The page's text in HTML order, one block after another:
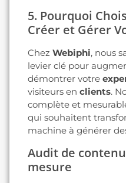
5. Pourquoi
Créer et Gérer
Chez Webiphi, nous
levier clé pour
démontrer votre
visiteurs en clients.
complète et
qui souhaitent
machine à générer
Audit de
mesure